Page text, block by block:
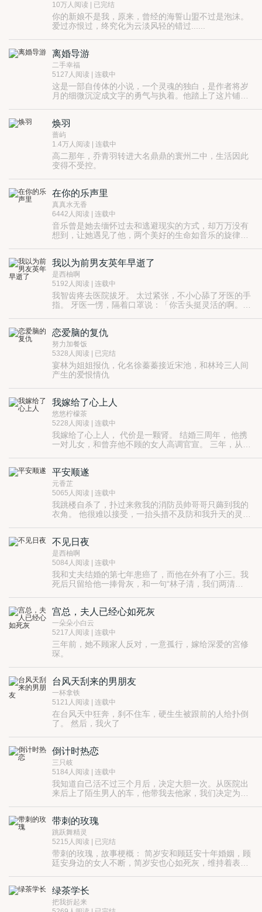
10万人阅读 | 已完结
你的新娘不是我，原来，曾经的海誓山盟不过是泡沫。
爱过亦恨过，终究化为云淡风轻的错过......
离婚导游
二手幸福
5127人阅读 | 连载中
这是一部自传体的小说，一个灵魂的独白，是作者将岁
月的细微沉淀成文字的勇气与执着。他踏上了这片铺满
自的角色和场景。离婚，宛如人生的一场交响曲，奏响
了别离和新的开始。它不是结束，而是重新演奏着另一
段旋律。在每个不幸的婚姻世界里，我渐渐地理解到每
个人都是一部独特的小说，而我则是一个虚拟的导游，
倾听着他们的故事，每次都是一段特殊的经历，一次珍
贵的心灵交流。在这片网络世界里，我们开始了一次次
的相遇。在这些相遇的过程中，我们不只是在寻找一个
可能的伴侣，更是在倾听一个个散落在岁月里的故事。
焕羽
蔷屿
1.4万人阅读 | 连载中
高二那年，乔青羽转进大名鼎鼎的寰州二中，生活因此
变得不受控。
后来她知道，剖开家庭秘密就像剥洋葱，凑太近了总会
流泪的，跟刀刃锋利与否，动作是不是利落没有关系。
剖开自己的内心也是。
一个关于爱、记忆和家庭的故事。
校园文，HE
在你的乐声里
真真水无香
6442人阅读 | 连载中
音乐曾是她去缅怀过去和逃避现实的方式，却万万没有
想到，让她遇见了他，两个美好的生命如音乐的旋律一
我以为前男友英年早逝了
是西柚啊
5192人阅读 | 连载中
我智齿疼去医院拔牙。 太过紧张，不小心舔了牙医的手
指。 牙医一愣，隔着口罩说：「你舌头挺灵活的啊。」
恋爱脑的复仇
努力加餐饭
5328人阅读 | 已完结
宴林为姐姐报仇，化名徐蓁蓁接近宋池，和林玲三人间
产生的爱恨情仇
我嫁给了心上人
悠悠柠檬茶
5228人阅读 | 连载中
我嫁给了心上人， 代价是一颗肾。 结婚三周年， 他携
一对儿女，和曾弃他不顾的女人高调官宣。 三年，从未
平安顺遂
元香芷
5065人阅读 | 连载中
我跳楼自杀了，扑过来救我的消防员帅哥哥只薅到我的
衣角。 他很难以接受，一抬头措不及防和我升天的灵魂
不见日夜
是西柚啊
5084人阅读 | 连载中
我和丈夫结婚的第七年患癌了，而他在外有了小三。我
死后只留给他一捧骨灰，和一句“林子清，我们两清
宫总，夫人已经心如死灰
一朵朵小白云
5217人阅读 | 连载中
三年前，她不顾家人反对，一意孤行，嫁给深爱的宮修
琛。
终于，她承受不住，提出离婚。
可离婚后的宫总，却每天都在想着追妻。
台风天刮来的男朋友
一杯拿铁
5121人阅读 | 连载中
在台风天中狂奔，刹不住车，硬生生被跟前的人给扑倒
了。 然后，我火了
倒计时热恋
三只岐
5184人阅读 | 连载中
我知道自己活不过三个月后，决定大胆一次。从医院出
来后上了陌生男人的车，他带我去他家，我们决定为彼
却被我的前夫展开报复 我们被抓到天台上，我用第一次
奔跑去救他。 最后我死去，而他在一年后抱着我的骨灰
也葬身大海。
带刺的玫瑰
跳跃舞精灵
5215人阅读 | 已完结
带刺的玫瑰，故事梗概： 简岁安和顾廷安十年婚姻，顾
廷安身边的女人不断，简岁安也心如死灰，维持着表面
了她一切简岁安曾拥有的一切。简岁安突然就开始厌
倦，便利用顾廷安的野心，报复了林琦，顺利和顾廷安
离婚，也拿回了花在林琦身上的每一分钱，拿到了顾廷
绿茶学长
把我折起来